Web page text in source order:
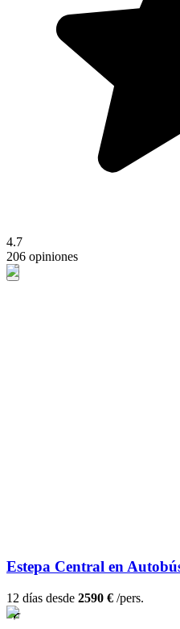
4.7
206 opiniones
Estepa Central en
12 días desde 2590 € /pers.